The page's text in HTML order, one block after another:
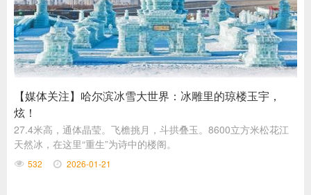
【媒体关注】哈尔滨冰雪大世界：冰雕里的琼楼玉宇，
炫！
27.4米高，通体晶莹。飞檐挑月，斗拱叠玉。8600立方米松花江
天然冰，在这里“重生”为诗中的楼阁。
532 2026-01-21